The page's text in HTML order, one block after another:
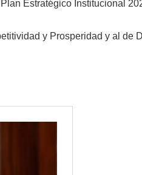
Estratégico Institucional
y Prosperidad y al de